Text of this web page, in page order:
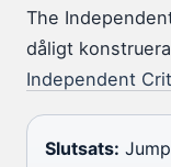
The
dåligt
Independent
Slutsats: